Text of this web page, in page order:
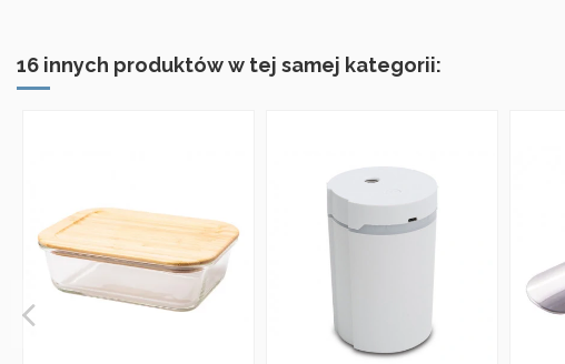
16 innych produktów w tej samej kategorii: